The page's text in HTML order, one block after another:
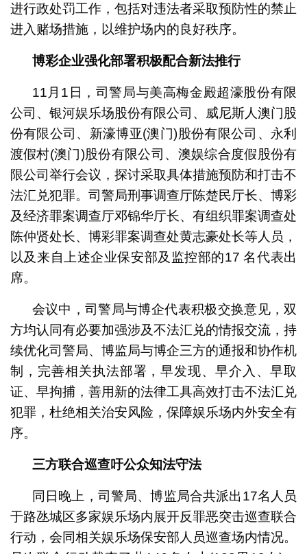
进行政处罚工作，包括对违法者采取预防性的禁止
进入赌场措施，以维护场内的良好秩序。
博彩企业强化部署积极配合新法推行
11月1日，司警局与美高梅金殿超濠股份有限
公司、银河娱乐场股份有限公司、威尼斯人澳门股
份有限公司、新濠博亚(澳门)股份有限公司、永利
渡假村(澳门)股份有限公司、澳娱综合度假股份有
限公司举行会议，探讨采取具体措施预防和打击不
法汇兑犯罪。司警局刑事调查厅陈楚民厅长、博彩
及经济罪案调查厅邓锦华厅长、有组织罪案调查处
陈仲贤处长、博彩罪案调查处黄志豪处长等人员，
以及来自上述企业保安部及监控部的17 名代表出
席。
会议中，司警局与博企代表积极交换意见，双
方均认同有必要加强涉及不法汇兑的情报交流，持
续优化司警局、博监局与博企三方的通报和协作机
制，完善相关执法部署，早发现、早介入、早取
证、早拘捕，善用新的法律工具高效打击不法汇兑
犯罪，杜绝相关治安风险，保障娱乐场内外安全有
序。
三方联合巡查吁公众知法守法
同日晚上，司警局、博监局合共派出17名人员
于路氹城区多家娱乐场内展开反罪恶突击巡查联合
行动，会同相关娱乐场保安部人员巡查场内情况。